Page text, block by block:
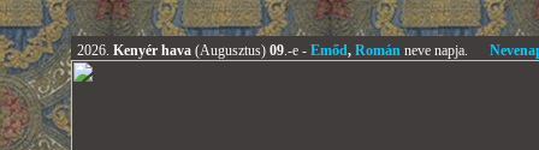
2026. Kenyér hava (Augusztus) 09.-e - Emőd, Románneve napja.